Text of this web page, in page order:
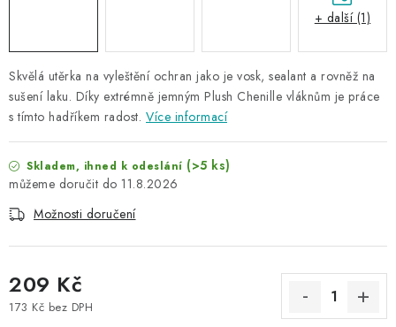
Skvělá utěrka na vyleštění ochran jako je vosk, sealant a rovněž na
sušení laku. Díky extrémně jemným Plush Chenille vláknům je práce
s tímto hadříkem radost. Více informací
Skladem, ihned k odeslání (>5 ks)
11.8.2026
Možnosti doručení
209 Kč
173 Kč bez DPH
+ další (1)